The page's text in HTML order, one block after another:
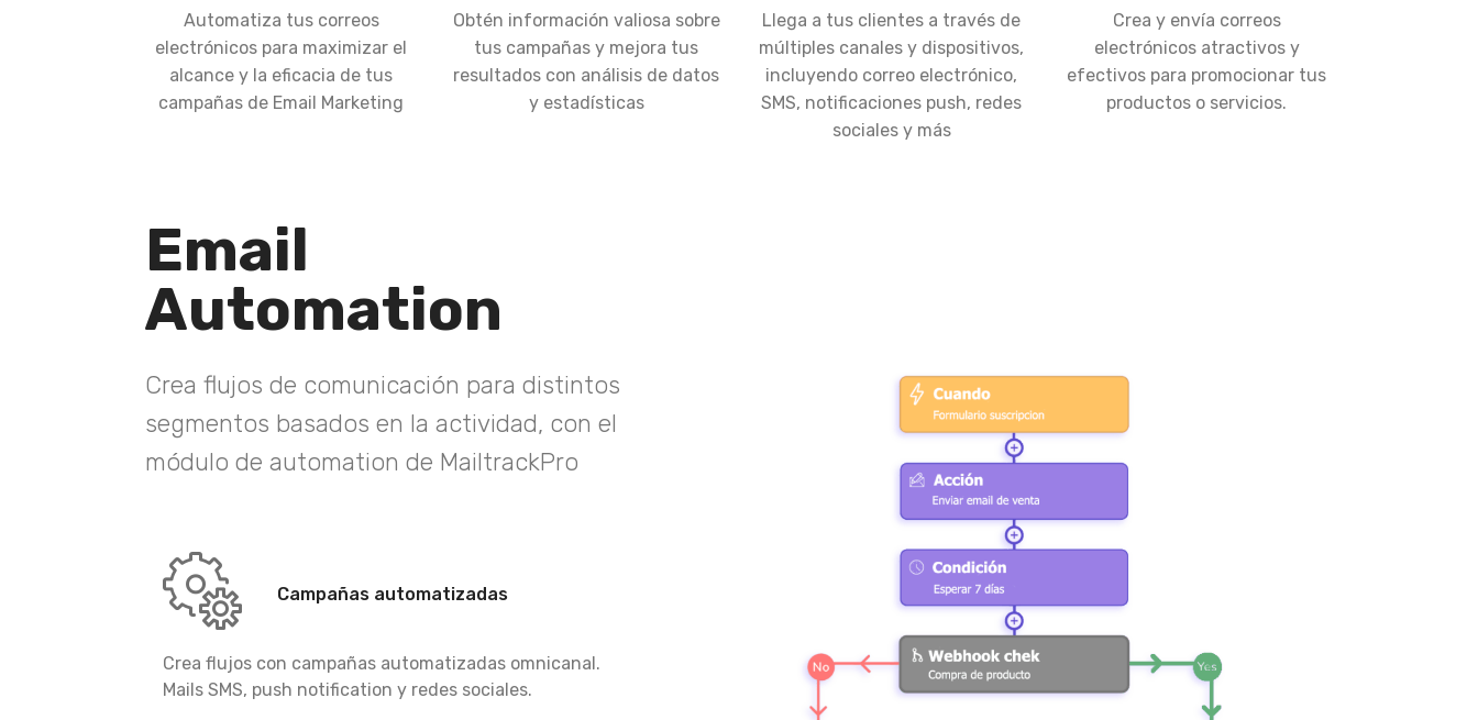
Automatiza tus correos
electrónicos para maximizar el
alcance y la eficacia de tus
campañas de Email Marketing
Obtén información valiosa sobre
tus campañas y mejora tus
resultados con análisis de datos
y estadísticas
Llega a tus clientes a través de
múltiples canales y dispositivos,
incluyendo correo electrónico,
SMS, notificaciones push, redes
sociales y más
Crea y envía correos
electrónicos atractivos y
efectivos para promocionar tus
productos o servicios.
Email
Automation
Crea flujos de comunicación para distintos
segmentos basados en la actividad, con el
módulo de automation de MailtrackPro
Campañas automatizadas
Crea flujos con campañas automatizadas omnicanal.
Mails SMS, push notification y redes sociales.